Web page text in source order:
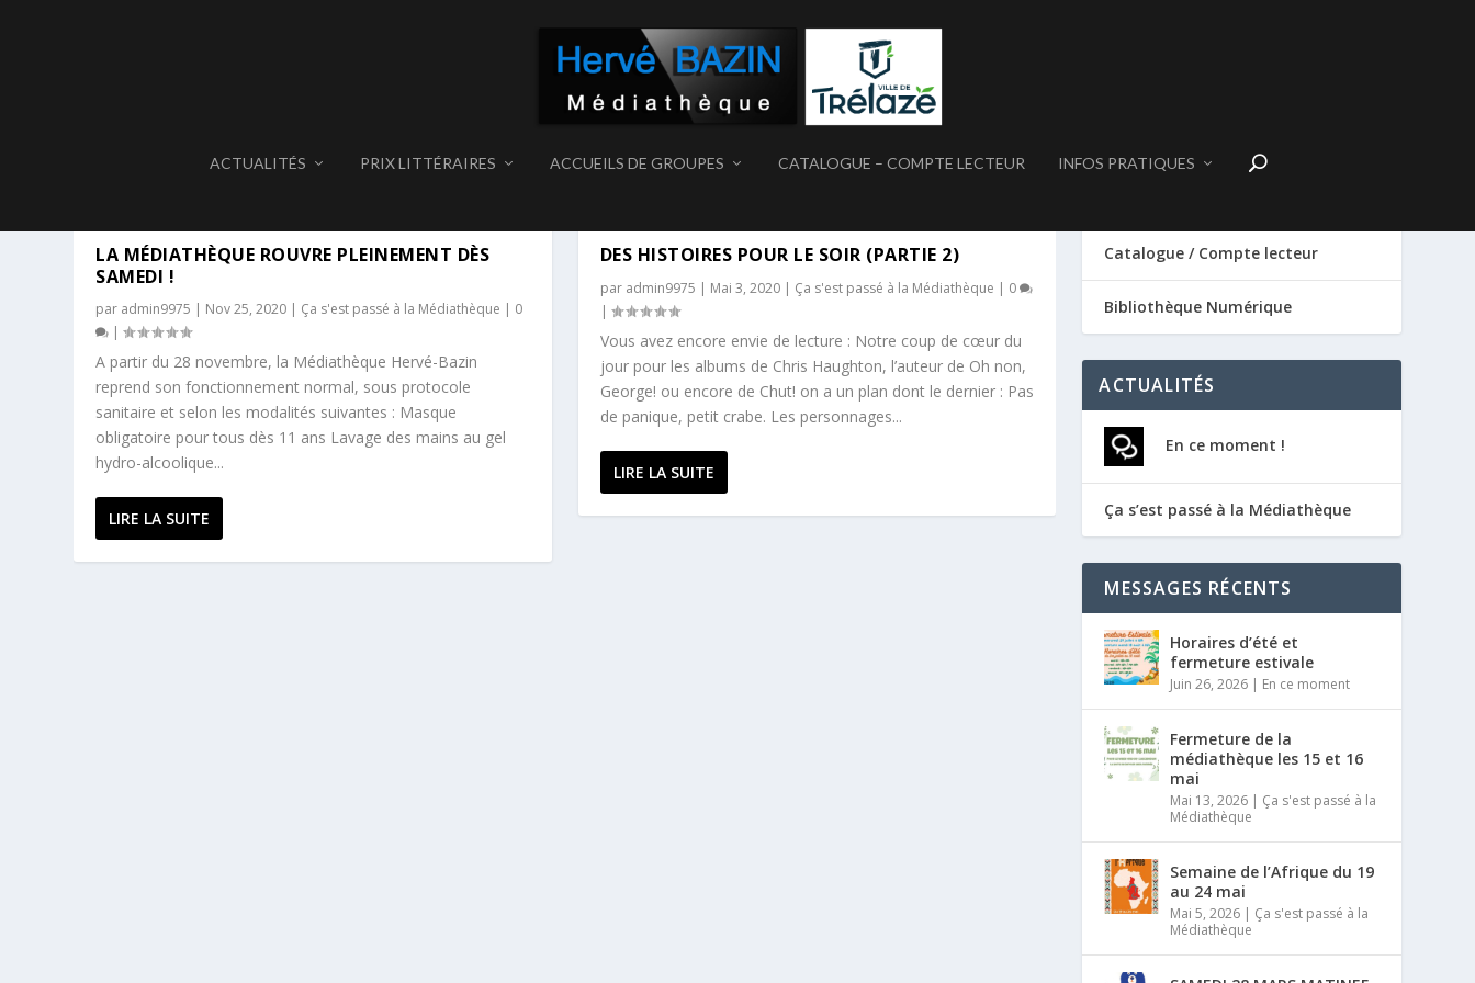
ACTUALITÉS PRIX LITTÉRAIRES ACCUEILS DE GROUPES CATALOGUE – COMPTE LECTEUR INFOS PRATIQUES
LA MÉDIATHÈQUE ROUVRE PLEINEMENT DÈS
SAMEDI !
par admin9975 | Nov 25, 2020 | Ça s'est passé à la Médiathèque | 0
|
A partir du 28 novembre, la Médiathèque Hervé-Bazin
reprend son fonctionnement normal, sous protocole
sanitaire et selon les modalités suivantes : Masque
obligatoire pour tous dès 11 ans Lavage des mains au gel
hydro-alcoolique...
LIRE LA SUITE
DES HISTOIRES POUR LE SOIR (PARTIE 2)
par admin9975 | Mai 3, 2020| Ça s'est passé à la Médiathèque | 0
|
Vous avez encore envie de lecture : Notre coup de cœur du
jour pour les albums de Chris Haughton, l’auteur de Oh non,
George! ou encore de Chut! on a un plan dont le dernier : Pas
de panique, petit crabe. Les personnages...
LIRE LA SUITE
Catalogue / Compte lecteur
Bibliothèque Numérique
ACTUALITÉS
En ce moment !
Ça s’est passé à la Médiathèque
MESSAGES RÉCENTS
Horaires d’été et
fermeture estivale
Juin 26, 2026 | En ce moment
Fermeture de la
médiathèque les 15 et 16
mai
Mai 13, 2026 | Ça s'est passé à la
Médiathèque
Semaine de l’Afrique du 19
au 24 mai
Mai 5, 2026 | Ça s'est passé à la
Médiathèque